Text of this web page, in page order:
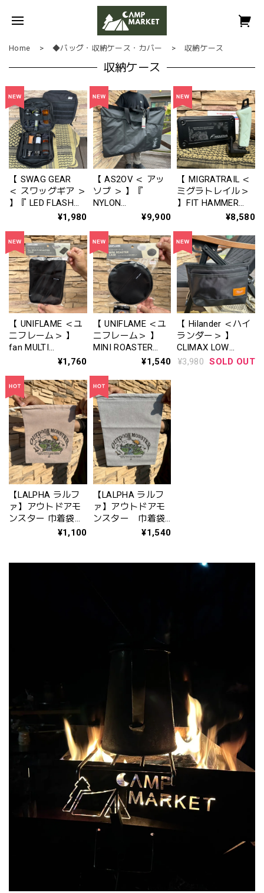
Home ◆バッグ・収納ケース・カバー 収納ケース
収納ケース
【 SWAG GEAR
＜ スワッグギア ＞
】『 LED FLASH
LIGHT CASE ＜ LED
ケース ＞ BLACK
』4589544076864
¥1,980
【 AS2OV ＜ アッ
ソブ ＞ 】『
NYLON
POLYCARBONATE
イロンポリカーボ
ネート チェアケー
ス ）- BLACK ( ブ
ラック ) - 』
392303-10
¥9,900
【 MIGRATRAIL ＜
ミグラトレイル＞
】FIT HAMMER
with TOOL BOX
ーウィズツールボ
ックス）〚 ルミナ
ス ( 蓄光 ）〛
G6428 (MT44-
1515)
¥8,580
【 UNIFLAME ＜ユ
ニフレーム＞ 】
fan MULTI
ROASTER CASE
ースターケース）
660072
¥1,760
【 UNIFLAME ＜ユ
ニフレーム＞ 】
MINI ROASTER
CASE （ミニロー
665817
¥1,540
【 Hilander ＜ハイ
ランダー＞ 】
CLIMAX LOW
CHAIR SIDE
¥3,980 SOLD OUT
【LALPHA ラルフ
ァ】アウトドアモ
ンスター 巾着袋ベ
ージュ 〈Mサイ¥1,100
【LALPHA ラルフ
ァ】アウトドアモ
ンスター 巾着袋
※グレー〈Lサイ
¥1,540